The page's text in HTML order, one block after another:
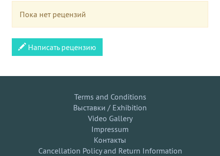
Пока нет рецензий
Написать рецензию
Terms and Conditions
Выставки / Exhibition
Video Gallery
Impressum
Контакты
Cancellation Policy and Return Information